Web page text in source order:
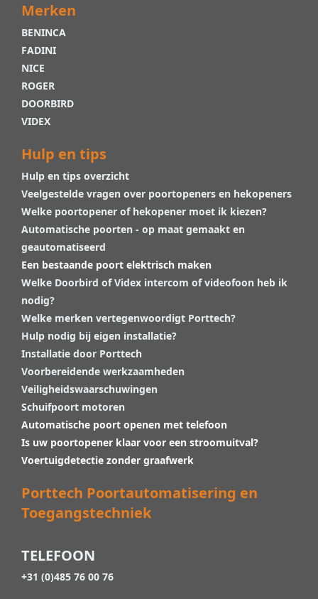
Merken
BENINCA
FADINI
NICE
ROGER
DOORBIRD
VIDEX
Hulp en tips
Hulp en tips overzicht
Veelgestelde vragen over poortopeners en hekopeners
Welke poortopener of hekopener moet ik kiezen?
Automatische poorten - op maat gemaakt en
geautomatiseerd
Een bestaande poort elektrisch maken
Welke Doorbird of Videx intercom of videofoon heb ik
nodig?
Welke merken vertegenwoordigt Porttech?
Hulp nodig bij eigen installatie?
Installatie door Porttech
Voorbereidende werkzaamheden
Veiligheidswaarschuwingen
Schuifpoort motoren
Automatische poort openen met telefoon
Is uw poortopener klaar voor een stroomuitval?
Voertuigdetectie zonder graafwerk
Porttech Poortautomatisering en
Toegangstechniek
TELEFOON
+31 (0)485 76 00 76